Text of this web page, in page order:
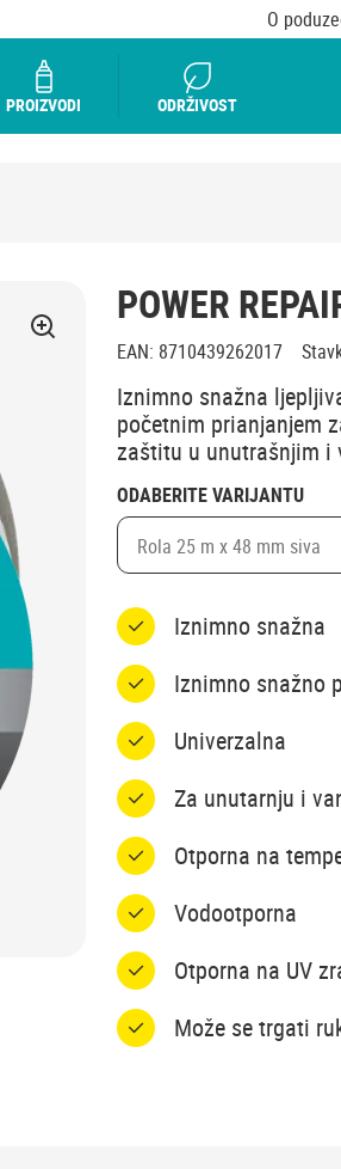
O
PROIZVODI ODRŽIVOST
POWER
EAN: 8710439262017
Iznimno snažna
početnim prianjanjem
zaštitu u unutrašnjim i
ODABERITE VARIJANTU
Rola 25 m x 48 mm siva
Iznimno snažna
Iznimno snažno
Univerzalna
Za unutarnju i
Otporna na
Vodootporna
Otporna na UV
Može se trgati